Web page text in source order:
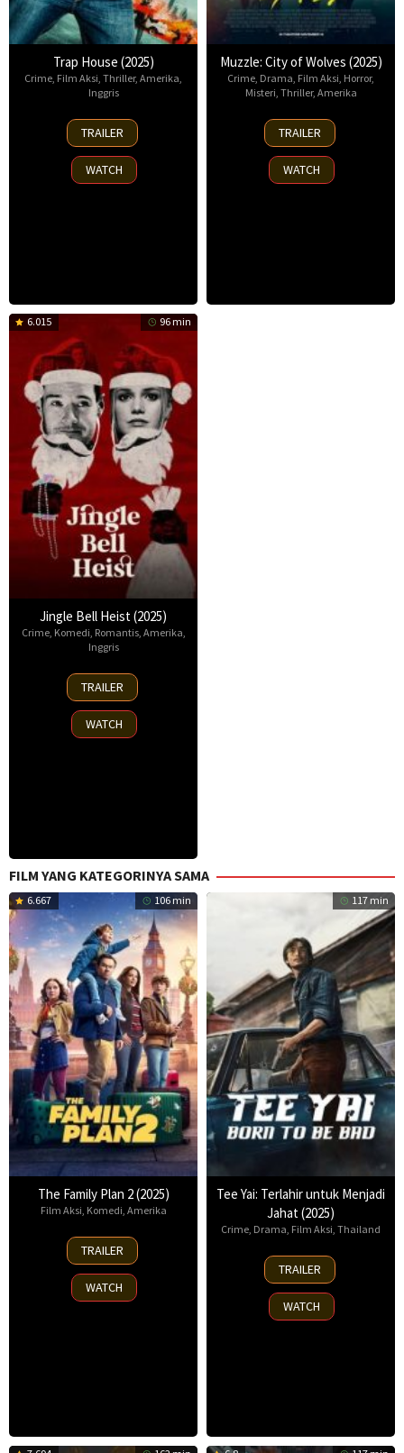
Trap House (2025)
Crime, Film Aksi, Thriller, Amerika,
Inggris
14
Nov
2025
TRAILER
WATCH
Muzzle: City of Wolves (2025)
Crime, Drama, Film Aksi, Horror,
Misteri, Thriller, Amerika
13
Nov
2025
TRAILER
WATCH
6.015 96 min
Jingle Bell Heist (2025)
Crime, Komedi Romantis, Amerika
Inggris
25
Nov
2025
TRAILER
WATCH
FILM YANG KATEGORINYA SAMA
6.667 106 min
The Family Plan 2 (2025)
Film Aksi, Komedi, Amerika
11
Nov
2025
TRAILER
WATCH
117 min
Tee Yai: Terlahir untuk Menjadi
Jahat (2025)
Crime, Drama, Film Aksi, Thailand
13
Nov
2025
TRAILER
WATCH